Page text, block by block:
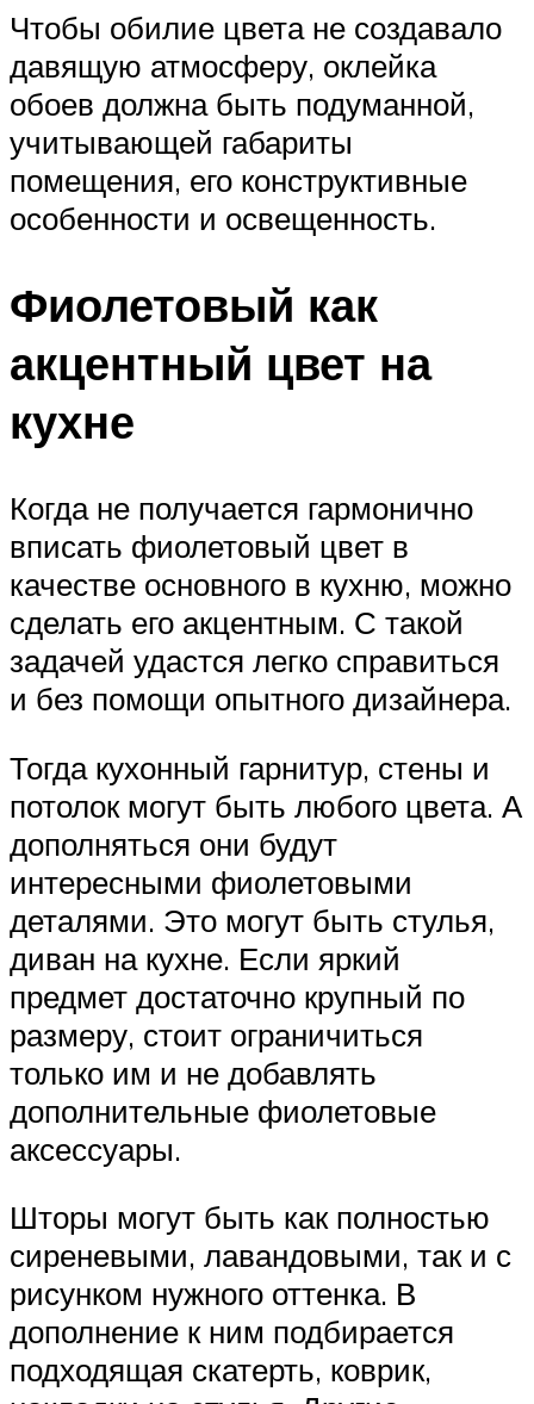
Чтобы обилие цвета не создавало
давящую атмосферу, оклейка
обоев должна быть подуманной,
учитывающей габариты
помещения, его конструктивные
особенности и освещенность.
Фиолетовый как
акцентный цвет на
кухне
Когда не получается гармонично
вписать фиолетовый цвет в
качестве основного в кухню, можно
сделать его акцентным. С такой
задачей удастся легко справиться
и без помощи опытного дизайнера.
Тогда кухонный гарнитур, стены и
потолок могут быть любого цвета. А
дополняться они будут
интересными фиолетовыми
деталями. Это могут быть стулья,
диван на кухне. Если яркий
предмет достаточно крупный по
размеру, стоит ограничиться
только им и не добавлять
дополнительные фиолетовые
аксессуары.
Шторы могут быть как полностью
сиреневыми, лавандовыми, так и с
рисунком нужного оттенка. В
дополнение к ним подбирается
подходящая скатерть, коврик,